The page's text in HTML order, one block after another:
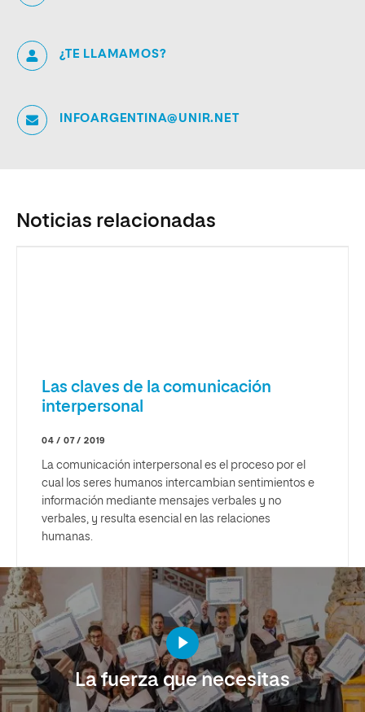
¿TE LLAMAMOS?
INFOARGENTINA@UNIR.NET
Noticias relacionadas
Las claves de la comunicación
interpersonal
04 / 07 / 2019
La comunicación interpersonal es el proceso por el
cual los seres humanos intercambian sentimientos e
información mediante mensajes verbales y no
verbales, y resulta esencial en las relaciones
humanas.
La fuerza que necesitas